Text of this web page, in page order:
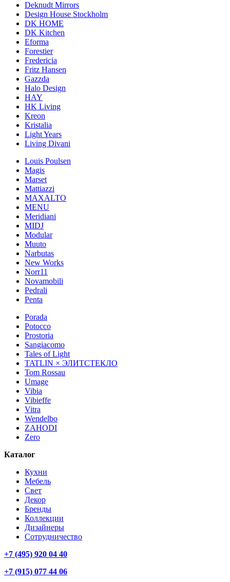
Deknudt Mirrors
Design House Stockholm
DK HOME
DK Kitchen
Eforma
Forestier
Fredericia
Fritz Hansen
Gazzda
Halo Design
HAY
HK Living
Kreon
Kristalia
Light Years
Living Divani
Louis Poulsen
Magis
Marset
Mattiazzi
MAXALTO
MENU
Meridiani
MIDJ
Modular
Muuto
Narbutas
New Works
Norr11
Novamobili
Pedrali
Penta
Porada
Potocco
Prostoria
Sangiacomo
Tales of Light
TATLIN × ЭЛИТСТЕКЛО
Tom Rossau
Umage
Vibia
Vibieffe
Vitra
Wendelbo
ZAHODI
Zero
Каталог
Кухни
Мебель
Свет
Декор
Бренды
Коллекции
Дизайнеры
Сотрудничество
+7 (495) 920 04 40
+7 (915) 077 44 06